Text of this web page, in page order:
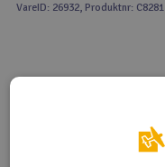
Radioutstyr
VareID: 26932, Produktnr: C8281